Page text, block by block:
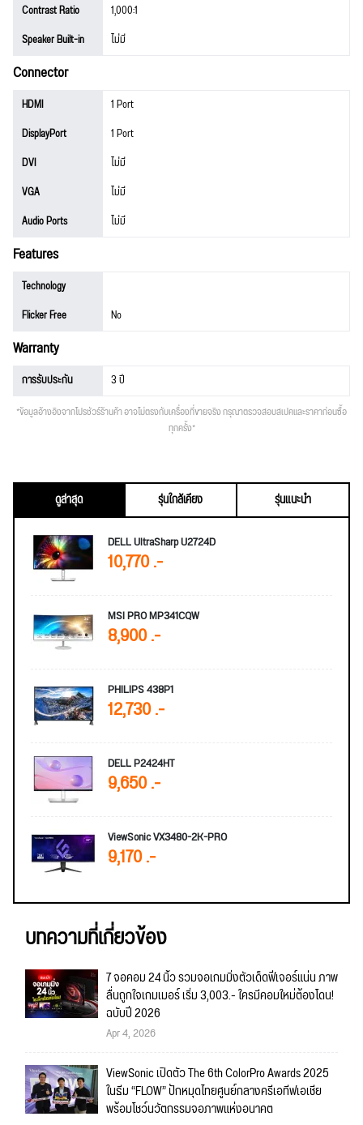
Contrast Ratio
1,000:1
Speaker Built-in
ไม่มี
Connector
HDMI
1 Port
DisplayPort
1 Port
DVI
ไม่มี
VGA
ไม่มี
Audio Ports
ไม่มี
Features
Technology
Flicker Free
No
Warranty
การรับประกัน 3 ปี
*ข้อมูลอ้างอิงจากโปรชัวร์ร้านค้า อาจไม่ตรงกับเครื่องที่ขายจริง กรุณาตรวจสอบสเปคและราคาก่อนซื้อ
ทุกครั้ง*
ดูล่าสุด รุ่นใกล้เคียง
รุ่นแนะนำ
DELL UltraSharp U2724D
10,770 .-
MSI PRO MP341CQW
8,900 .-
PHILIPS 438P1
12,730 .-
DELL P2424HT
9,650 .-
ViewSonic VX3480-2K-PRO
9,170 .-
บทความที่เกี่ยวข้อง
7 จอคอม 24 นิ้ว รวมจอเกมมิ่งตัวเด็ดฟีเจอร์แน่น ภาพ
ลื่นถูกใจเกมเมอร์ เริ่ม 3,003.- ใครมีคอมใหม่ต้องโดน!
ฉบับปี 2026
Apr 4, 2026
ViewSonic เปิดตัว The 6th ColorPro Awards 2025
ในธีม “FLOW” ปักหมุดไทยศูนย์กลางครีเอทีฟเอเชีย
พร้อมโชว์นวัตกรรมจอภาพแห่งอนาคต